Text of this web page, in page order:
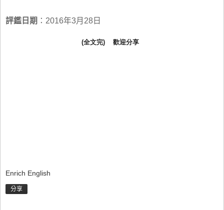
評鑑日期 ：2016年3月28日
(全文完) 歡迎分享
Enrich English
分享